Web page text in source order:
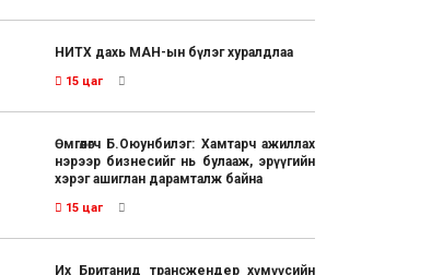
НИТХ дахь МАН-ын бүлэг хуралдлаа
15 цаг
Өмгөөлөгч Б.Оюунбилэг: Хамтарч ажиллах
нэрээр бизнесийг нь булааж, эрүүгийн
хэрэг ашиглан дарамталж байна
15 цаг
Их Британид трансжендер хүмүүсийн